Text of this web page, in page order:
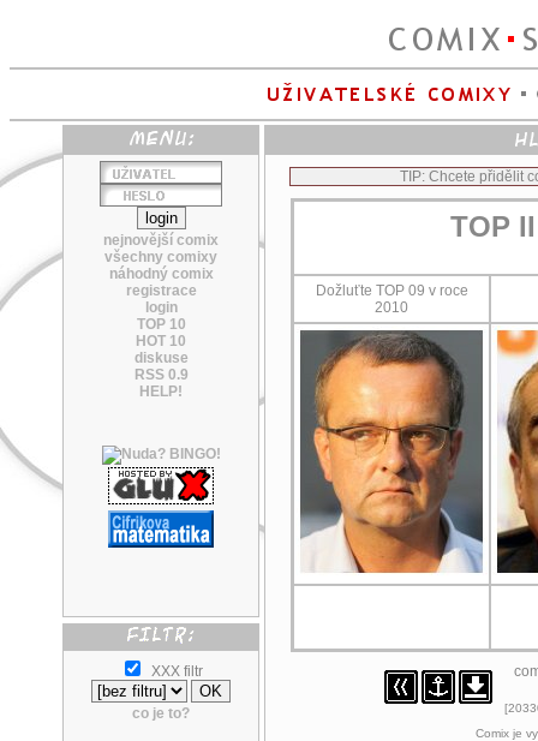
nejnovější comix
všechny comixy
náhodný comix
registrace
login
TOP 10
HOT 10
diskuse
RSS 0.9
HELP!
XXX filtr
co je to?
TIP: Chcete přidělit
TOP
Dožluťte TOP 09 v roce
2010
Comix je